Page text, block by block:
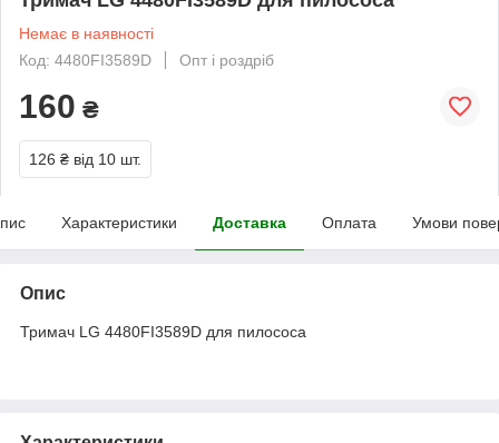
Немає в наявності
Код: 4480FI3589D
Опт і роздріб
160 ₴
126 ₴ від 10 шт.
Характеристики Доставка Оплата Умови
Опис
Тримач LG 4480FI3589D для пилососа